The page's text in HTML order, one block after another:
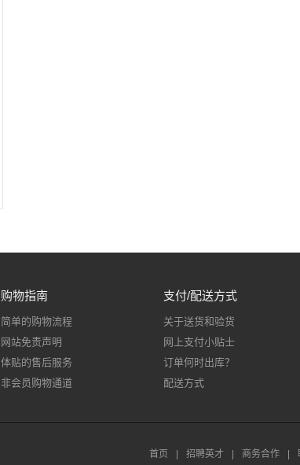
购物指南
简单的购物流程
网站免责声明
体贴的售后服务
非会员购物通道
支付/配送方式
关于送货和验货
网上支付小贴士
订单何时出库？
配送方式
首页 招聘英才 商务合作